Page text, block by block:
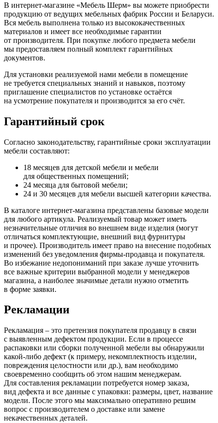
В интернет-магазине «Мебель Шерм» вы можете приобрести
продукцию от ведущих мебельных фабрик России и Беларуси.
Вся мебель выполнена только из высококачественных
материалов и имеет все необходимые гарантии
от производителя. При покупке любого предмета мебели
мы предоставляем полный комплект гарантийных
документов.
Для установки реализуемой нами мебели в помещение
не требуется специальных знаний и навыков, поэтому
приглашение специалистов по установке остаётся
на усмотрение покупателя и производится за его счёт.
Гарантийный срок
Согласно законодательству, гарантийные сроки эксплуатации
мебели составляют:
18 месяцев для детской мебели и мебели
для общественных помещений;
24 месяца для бытовой мебели;
24 и 30 месяцев для мебели высшей категории качества.
В каталоге интернет-магазина представлены базовые модели
для любого артикула. Реализуемый товар может иметь
незначительные отличия во внешнем виде изделия (могут
отличаться комплектующие, внешний вид фурнитуры
и прочее). Производитель имеет право на внесение подобных
изменений без уведомления фирмы-продавца и покупателя.
Во избежание недопониманий при заказе лучше уточнить
все важные критерии выбранной модели у менеджеров
магазина, а наиболее значимые детали нужно отметить
в форме заявки.
Рекламации
Рекламация – это претензия покупателя продавцу в связи
с выявленным дефектом продукции. Если в процессе
распаковки или сборки полученной мебели вы обнаружили
какой-либо дефект (к примеру, некомплектность изделии,
повреждения целостности или др.), вам необходимо
своевременно сообщить об этом нашим менеджерам.
Для составления рекламации потребуется номер заказа,
вид дефекта и все данные с упаковки: размеры, цвет, название
модели. После этого мы максимально оперативно решим
вопрос с производителем о доставке или замене
некачественных деталей.